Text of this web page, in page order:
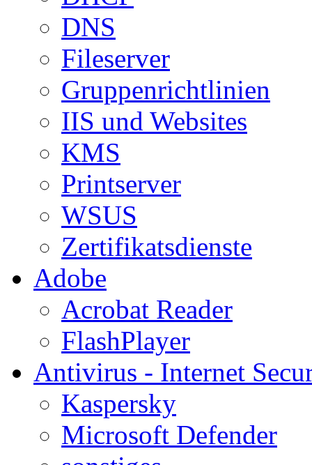
DNS
Fileserver
Gruppenrichtlinien
IIS und Websites
KMS
Printserver
WSUS
Zertifikatsdienste
Adobe
Acrobat Reader
FlashPlayer
Antivirus - Internet
Kaspersky
Microsoft Defender